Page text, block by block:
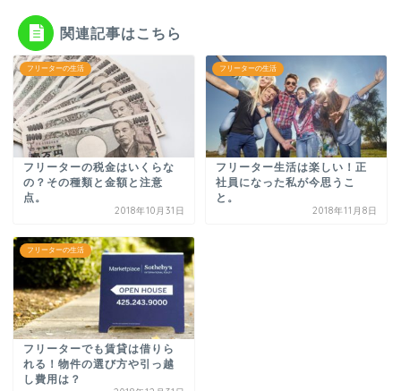
関連記事はこちら
フリーターの生活
フリーターの税金はいくらな
の？その種類と金額と注意
点。
2018年10月31日
フリーターの生活
フリーター生活は楽しい！正
社員になった私が今思うこ
と。
2018年11月8日
フリーターの生活
フリーターでも賃貸は借りら
れる！物件の選び方や引っ越
し費用は？